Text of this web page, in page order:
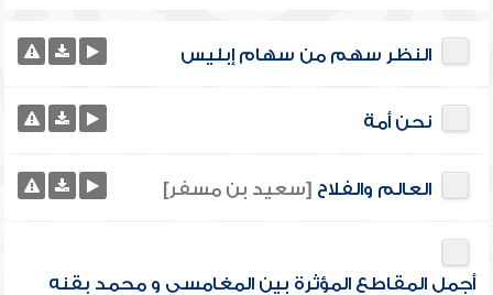
النظر سهم من سهام إبليس
نحن أمة
العالم والفلاح [سعيد بن مسفر]
أجمل المقاطع المؤثرة بين المغامسي و محمد بقنه